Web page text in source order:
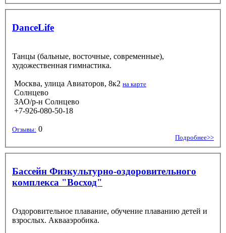
DanceLife
Танцы (бальные, восточные, современные),
художественная гимнастика.
Москва, улица Авиаторов, 8к2 на карте
Солнцево
ЗАО/р-н Солнцево
+7-926-080-50-18
Отзывы: 0
Подробнее>>
Бассейн Физкультурно-оздоровительного
комплекса "Восход"
Оздоровительное плавание, обучение плаванию детей и
взрослых. Аквааэробика.